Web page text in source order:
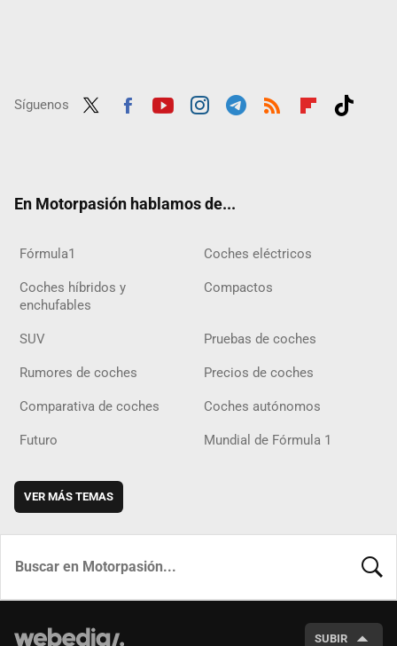
Síguenos
En Motorpasión hablamos de...
Fórmula1 Coches eléctricos
Coches híbridos y
enchufables
Compactos
SUV Pruebas de coches
Rumores de coches Precios de coches
Comparativa de coches Coches autónomos
Futuro Mundial de Fórmula 1
VER MÁS TEMAS
SUBIR